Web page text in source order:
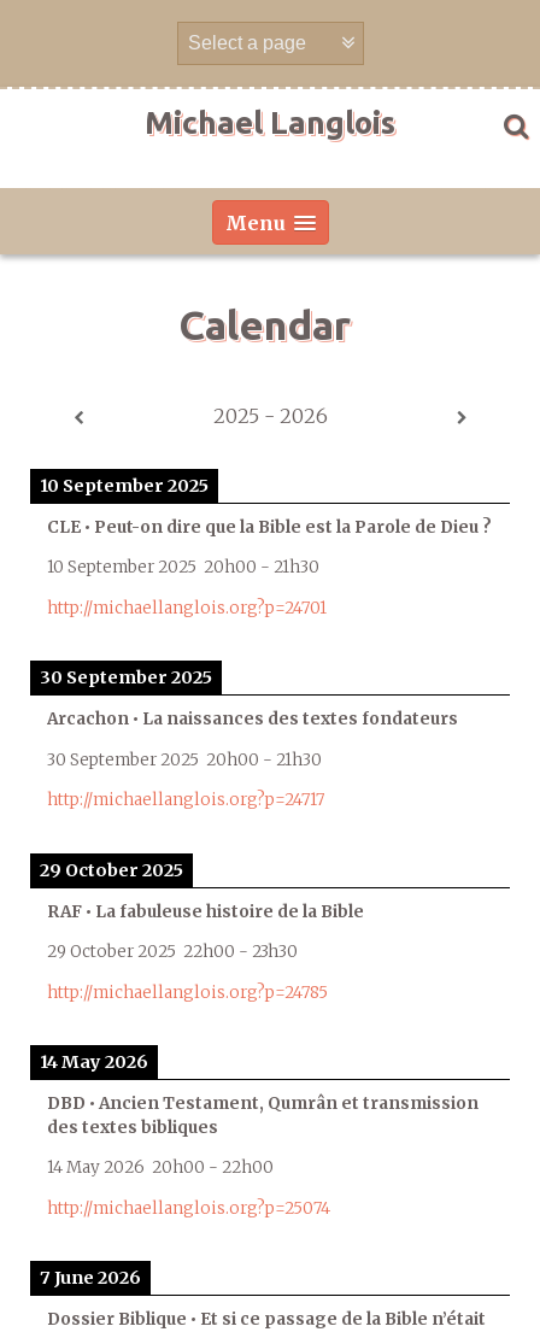
Michael Langlois
Menu
Calendar
2025 - 2026
10 September 2025
CLE • Peut-on dire que la Bible est la Parole de Dieu ?
10 September 2025 20h00 - 21h30
http://michaellanglois.org?p=24701
30 September 2025
Arcachon • La naissances des textes fondateurs
30 September 2025 20h00 - 21h30
http://michaellanglois.org?p=24717
29 October 2025
RAF • La fabuleuse histoire de la Bible
29 October 2025 22h00 - 23h30
http://michaellanglois.org?p=24785
14 May 2026
DBD • Ancien Testament, Qumrân et transmission
des textes bibliques
14 May 2026 20h00 - 22h00
http://michaellanglois.org?p=25074
7 June 2026
Dossier Biblique • Et si ce passage de la Bible n’était